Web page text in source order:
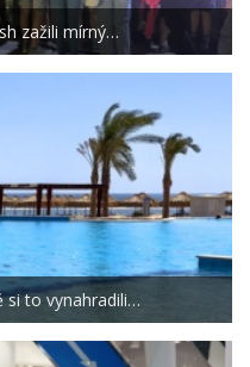
zažili mírný…
si to vynahradili…